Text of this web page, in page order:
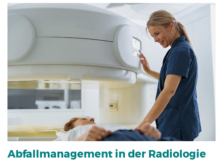
Abfall­management in der Radiologie